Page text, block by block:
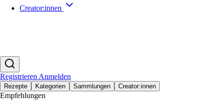
Creator:innen
Registrieren Anmelden
Rezepte Kategorien Sammlungen Creator:innen
Empfehlungen